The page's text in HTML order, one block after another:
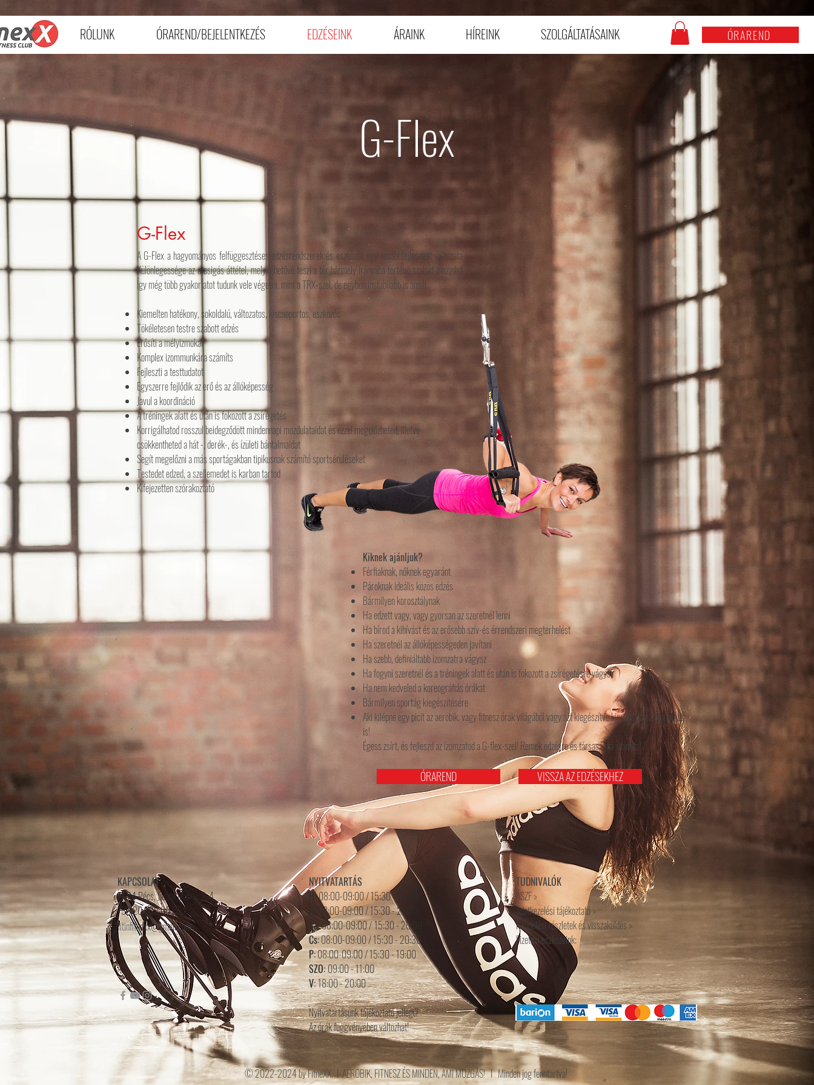
ÓRAREND
G-Flex
Kiknek ajánljuk?
Férfiaknak, nőknek egyaránt
Pároknak ideális közös edzés
Bármilyen korosztálynak
Ha edzett vagy, vagy gyorsan az szeretnél lenni
Ha bírod a kihívást és az erősebb szív-és érrendszeri megterhelést
Ha szeretnél az állóképességeden javítani
Ha szebb, definiáltabb izomzatra vágysz
Ha fogyni szeretnél és a tréningek alatt és után is fokozott a zsírégetésre vágysz
Ha nem kedveled a koreográfiás órákat
Bármilyen sportág kiegészítésére
Aki kilépne egy picit az aerobik, vagy fitneszórák világából vagy azt kiegészítve kipróbálna valami mást
is!
Égess zsírt, és fejleszd az izomzatod a G-flex-szel! Remek edzésre és társaságra számíts!
ÓRAREND VISSZA AZ EDZÉSEKHEZ
G-Flex
A G-Flex a hagyományos felfüggesztéses edzésrendszerek és eszközök egy továbbfejlesztett változata.
Különlegessége az a csigás áttétel, mely lehetővé teszi a tér bármely irányába történő szabad mozgást.
Így még több gyakorlatot tudunk vele végezni, mint a TRX-szel, de egyben instabilabb is annál.
Kiemelten hatékony, sokoldalú, változatos, kiscsoportos, eszközős
Tökéletesen testre szabott edzés
Erősíti a mélyizmokat
Komplex izommunkára számíts
Fejleszti a testtudatot
Egyszerre fejlődik az erő és az állóképesség
Javul a koordináció
A tréningek alatt és után is fokozott a zsírégetés
Korrigálhatod rosszul beidegződött mindennapi mozdulataidat és ezzel megelőzheted, illetve
csökkentheted a hát -, derék-, és ízületi bántalmaidat
Segít megelőzni a más sportágakban tipikusnak számító sportsérüléseket
Testedet edzed, a szellemedet is karban tartod
Kifejezetten szórakoztató
RÓLUNK ÓRAREND/BEJELENTKEZÉS EDZÉSEINK ÁRAINK HÍREINK SZOLGÁLTATÁSAINK
KAPCSOLAT
7624 Pécs, Jászai Mari u. 2-4.
+36 20 539 00 00.
fitinfitnexx@gmail.com
NYITVATARTÁS
H:08:00-09:00 / 15:30 - 20:00
K: 08:00-09:00 / 15:30 - 20:30
Sz:08:00-09:00 /15:30 - 20:0
Cs:08:00-09:00 / 15:30 - 20:30
P:08:00-09:00 / 15:30 - 19:00
SZO:09:00 - 11:00
V:18:00 - 20:00
Nyitvatartásunk tájékoztató jellegű!
Az órák függvényében változhat!
TUDNIVALÓK
ÁSZF >
Adatkezelési tájékoztató >
Rendelési részletek és visszaküldés >
Fizetési eszközeink:
© 2022-2024 by FitneXX. I AEROBIK, FITNESZ ÉS MINDEN, AMI MOZGÁS! I Minden jog fenntartva!